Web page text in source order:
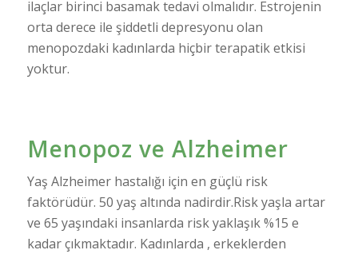
ilaçlar birinci basamak tedavi olmalıdır. Estrojenin
orta derece ile şiddetli depresyonu olan
menopozdaki kadınlarda hiçbir terapatik etkisi
yoktur.
Menopoz ve Alzheimer
Yaş Alzheimer hastalığı için en güçlü risk
faktörüdür. 50 yaş altında nadirdir.Risk yaşla artar
ve 65 yaşındaki insanlarda risk yaklaşık %15 e
kadar çıkmaktadır. Kadınlarda , erkeklerden